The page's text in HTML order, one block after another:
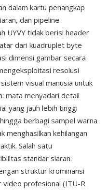
dalam kartu penangkap
dan pipeline
UYVY tidak berisi header
dari kuadruplet byte
dimensi gambar secara
resolusi
visual manusia untuk
mata menyadari detail
yang jauh lebih tinggi
berbagi sampel warna
menghasilkan kehilangan
Salah satu
standar siaran:
struktur krominansi
video profesional (ITU-R